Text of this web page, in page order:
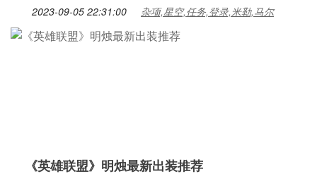
2023-09-05 22:31:00 杂项,星空,任务,登录,米勒,马尔
《英雄联盟》明烛最新出装推荐